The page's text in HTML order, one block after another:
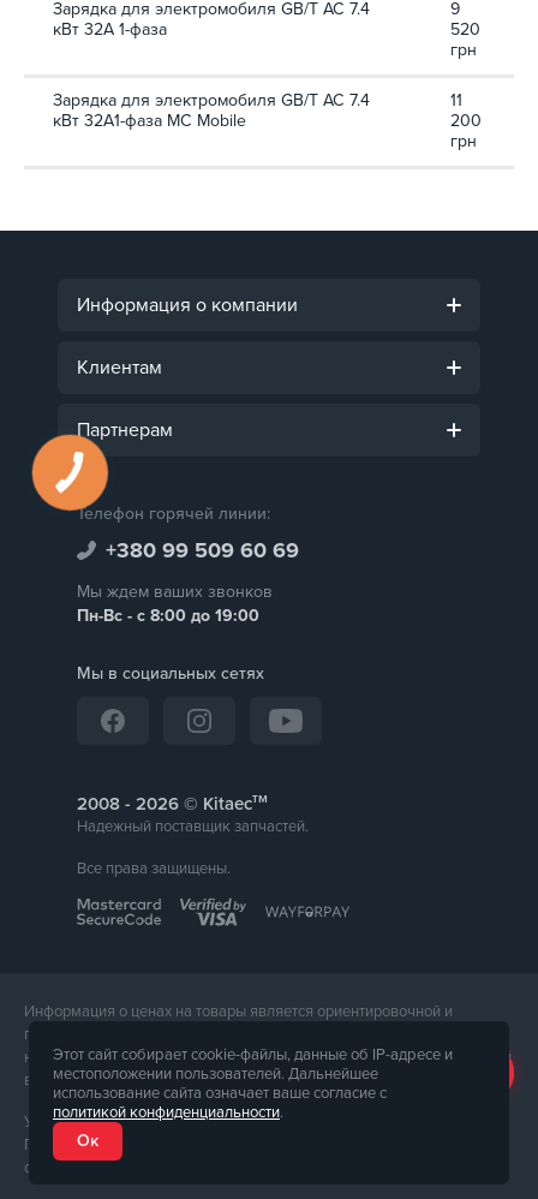
Зарядка для электромобиля GB/T AC 7.4
кВт 32А 1-фаза
9
520
грн
Зарядка для электромобиля GB/T AC 7.4
кВт 32A1-фаза MC Mobile
11
200
грн
Информация о компании
Клиентам
Партнерам
Телефон горячей линии:
+380 99 509 60 69
Мы ждем ваших звонков
Пн-Вс - с 8:00 до 19:00
Мы в социальных сетях
2008 - © Kitaecтм
Надежный поставщик запчастей.
Все права защищены.
Информация о ценах на товары является ориентировочной и
предоставляется для справки. Точная стоимость товара будет
названа менеджером магазина при подтверждении заказа. Внешний
вид и комплектация товара может отличаться от его фотографии.
Услуги предоставляет ФЛП Тюпа Петр Павлович, ИПН 2770105454.
Политика конфиденциальности доступна по
оферта доступна по
Этот сайт собирает cookie-файлы, данные об IP-адресе и
местоположении пользователей. Дальнейшее
использование сайта означает ваше согласие с
политикой конфиденциальности.
Ок